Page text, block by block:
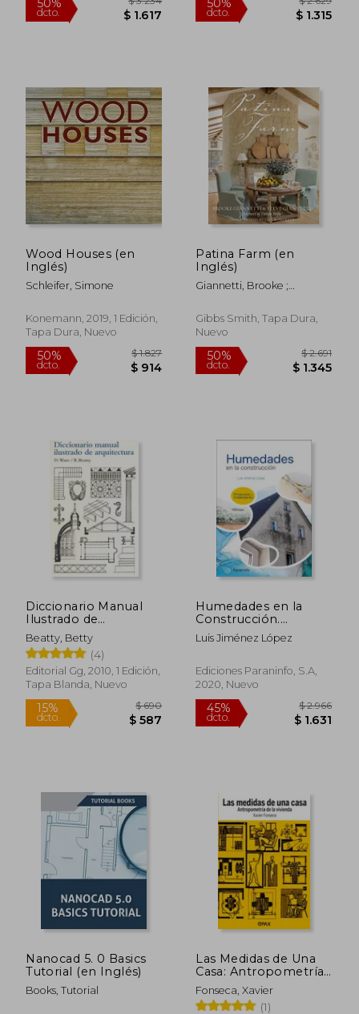
50%
dcto.
$ 3.234
$ 1.617
50%
dcto.
Wood Houses (en
Inglés)
Schleifer, Simone
Konemann, 2019, 1 Edición,
Tapa Dura, Nuevo
50%
dcto.
Patina Farm (en
Inglés)
Giannetti, Brooke ;
Gibbs Smith, Tapa Dura,
Nuevo
50%
dcto.
Diccionario Manual
Ilustrado de
Arquitectura
Beatty, Betty
(4)
Editorial Gg, 2010, 1 Edición,
Tapa Blanda, Nuevo
15%
Humedades en la
Construcción.
Protección y
Tratamiento
Luis Jiménez López
Ediciones Paraninfo, S.A,
2020, Nuevo
45%
Nanocad 5. 0 Basics
Tutorial (en Inglés)
Books, Tutorial
Las Medidas de Una
Casa: Antropometría
de la Vivienda
Fonseca, Xavier
(1)